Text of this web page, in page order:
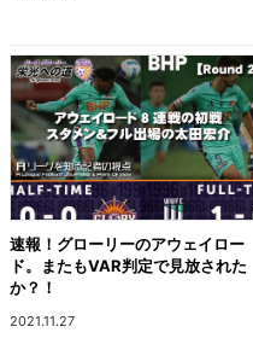
速報！グローリーのアウェイロー
ド。またもVAR判定で見放された
か？！
2021.11.27